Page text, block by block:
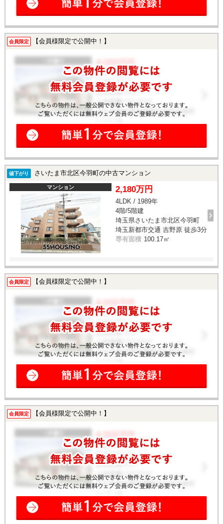
会員限定 【会員様限定で公開中！】
値下がり さいたま市北区今羽町の中古マンション
マンション 2,180万円
4LDK / 1989年
4階/5階建
埼玉県さいたま市北区今羽町
埼玉新都市交通 吉野原 徒歩3分
専有面積 100.17㎡
会員限定 【会員様限定で公開中！】
会員限定 【会員様限定で公開中！】